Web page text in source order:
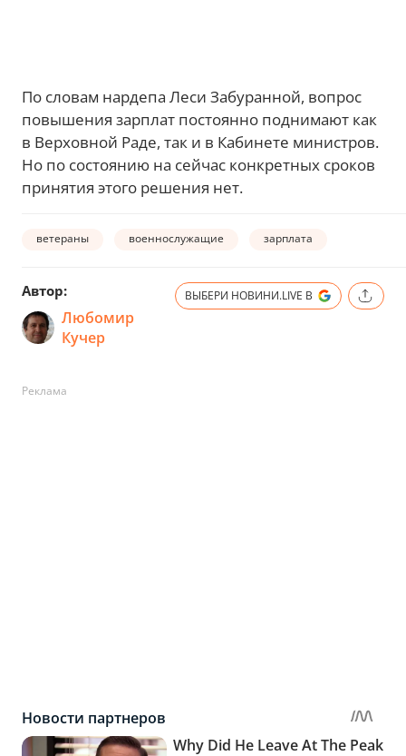
По словам нардепа Леси Забуранной, вопрос
повышения зарплат постоянно поднимают как
в Верховной Раде, так и в Кабинете министров.
Но по состоянию на сейчас конкретных сроков
принятия этого решения нет.
ветераны военнослужащие зарплата
Автор:
Любомир
Кучер
ВЫБЕРИ НОВИНИ.LIVE В
Реклама